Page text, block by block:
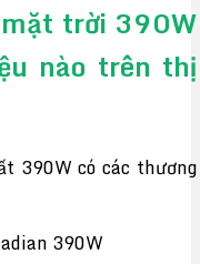
trời 390W
nào trên thị
390W có các thương
390W